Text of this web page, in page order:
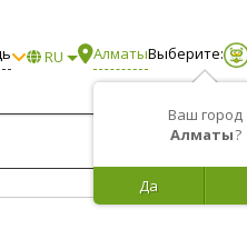
RU Алматы
Ваш город
Алматы?
Да
Выберите: